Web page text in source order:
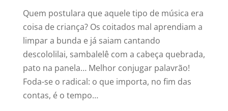
Quem postulara que aquele tipo de música era
coisa de criança? Os coitados mal aprendiam a
limpar a bunda e já saiam cantando
descololilai, sambalelê com a cabeça quebrada,
pato na panela… Melhor conjugar palavrão!
Foda-se o radical: o que importa, no fim das
contas, é o tempo…